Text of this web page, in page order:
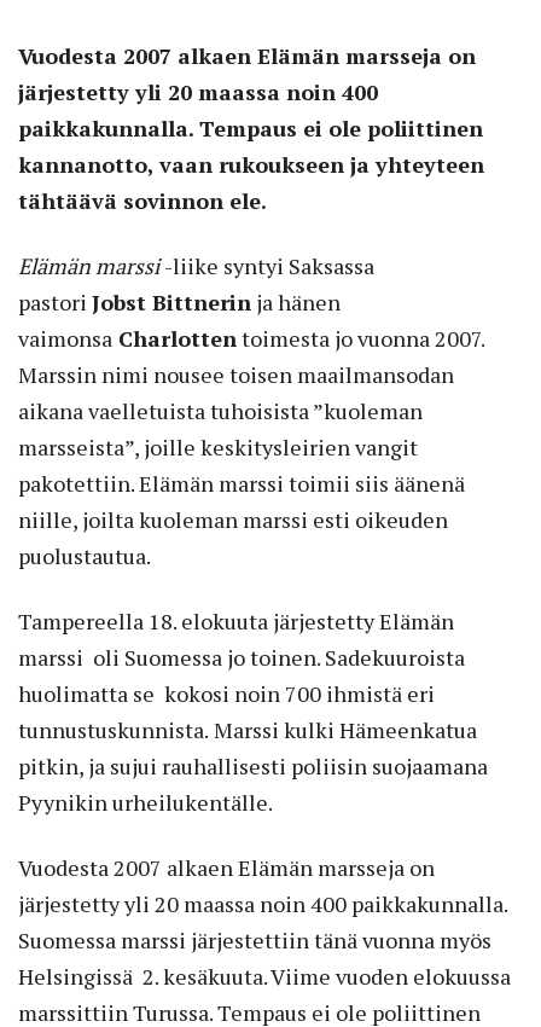
Vuodesta 2007 alkaen Elämän marsseja on
järjestetty yli 20 maassa noin 400
paikkakunnalla. Tempaus ei ole poliittinen
kannanotto, vaan rukoukseen ja yhteyteen
tähtäävä sovinnon ele.
Elämänmarssi -liike syntyi Saksassa
pastori Jobst Bittnerin ja hänen
vaimonsa Charlottentoimesta jo vuonna 2007.
Marssin nimi nousee toisen maailmansodan
aikana vaelletuista tuhoisista ”kuoleman
marsseista”, joille keskitysleirien vangit
pakotettiin. Elämän marssi toimii siis äänenä
niille, joilta kuoleman marssi esti oikeuden
puolustautua.
Tampereella 18. elokuuta järjestetty Elämän
marssi oli Suomessa jo toinen. Sadekuuroista
huolimatta se kokosi noin 700 ihmistä eri
tunnustuskunnista. Marssi kulki Hämeenkatua
pitkin, ja sujui rauhallisesti poliisin suojaamana
Pyynikin urheilukentälle.
Vuodesta 2007 alkaen Elämän marsseja on
järjestetty yli 20 maassa noin 400 paikkakunnalla.
Suomessa marssi järjestettiin tänä vuonna myös
Helsingissä 2. kesäkuuta. Viime vuoden elokuussa
marssittiin Turussa. Tempaus ei ole poliittinen